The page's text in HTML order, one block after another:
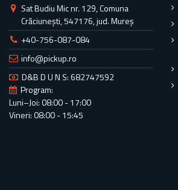
Sat Budiu Mic nr. 129, Comuna
Crăciunești, 547176, jud. Mureș
+40-756-087-084
info@pickup.ro
D&B D U N S: 682747592
Program:
Luni–Joi: 08:00 - 17:00
Vineri: 08:00 - 15:45